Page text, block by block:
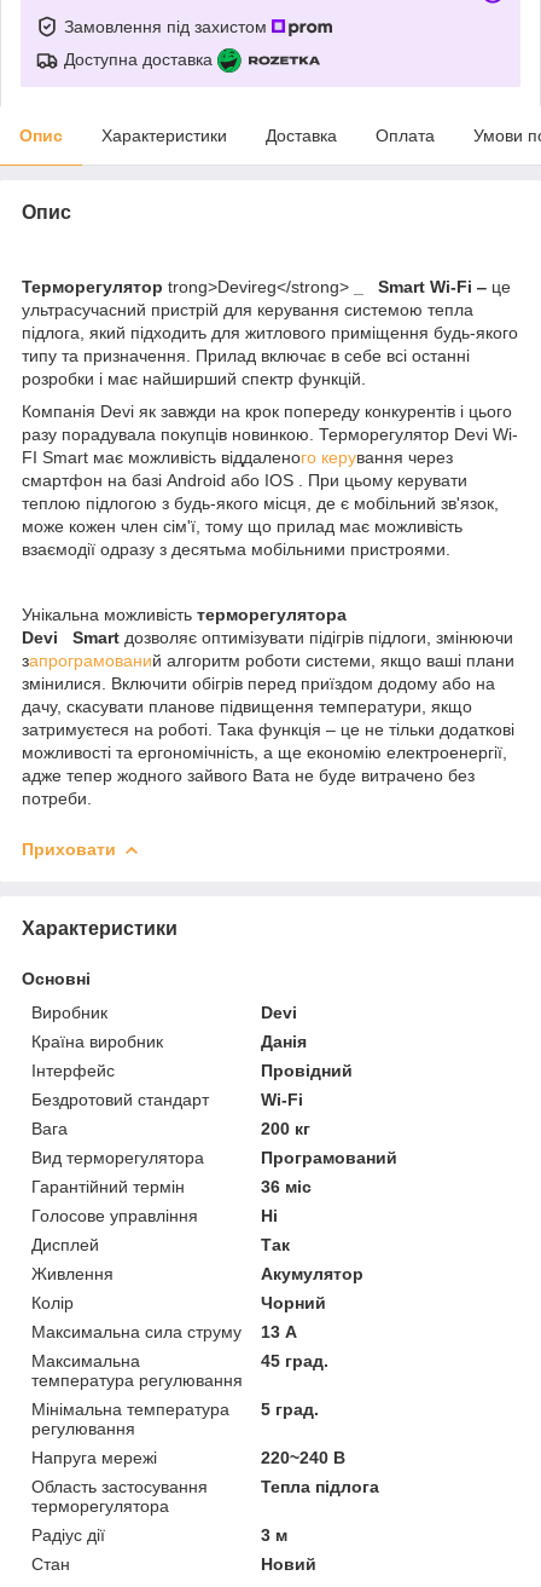
Замовлення під захистом
Доступна доставка
Опис Характеристики Доставка Оплата Умови
Опис
Терморегулятор trong>Devireg</strong> Smart Wi-Fi ‒ це
ультрасучасний пристрій для керування системою тепла
підлога, який підходить для житлового приміщення будь-якого
типу та призначення. Прилад включає в себе всі останні
розробки і має найширший спектр функцій.
Компанія Devi як завжди на крок попереду конкурентів і цього
разу порадувала покупців новинкою. Терморегулятор Devi Wi-
FI Smart має можливість віддаленого керування через
смартфон на базі Android або IOS . При цьому керувати
теплою підлогою з будь-якого місця, де є мобільний зв'язок,
може кожен член сім'ї, тому що прилад має можливість
взаємодії одразу з десятьма мобільними пристроями.
Унікальна можливість терморегулятора
Devi
Smart дозволяє оптимізувати підігрів підлоги, змінюючи
запрограмований алгоритм роботи системи, якщо ваші плани
змінилися. Включити обігрів перед приїздом додому або на
дачу, скасувати планове підвищення температури, якщо
затримуєтеся на роботі. Така функція – це не тільки додаткові
можливості та ергономічність, а ще економію електроенергії,
адже тепер жодного зайвого Вата не буде витрачено без
потреби.
Приховати
Характеристики
Основні
Виробник
Devi
Країна виробник
Данія
Інтерфейс
Провідний
Бездротовий стандарт
Wi-Fi
Вага
200 кг
Вид терморегулятора
Програмований
Гарантійний термін
36 міс
Голосове управління
Ні
Дисплей
Так
Живлення
Акумулятор
Колір
Чорний
Максимальна сила струму
13 А
Максимальна
температура регулювання
45 град.
Мінімальна температура
регулювання
5 град.
Напруга мережі
220~240 В
Область застосування
терморегулятора
Тепла підлога
Радіус дії
3 м
Стан
Новий